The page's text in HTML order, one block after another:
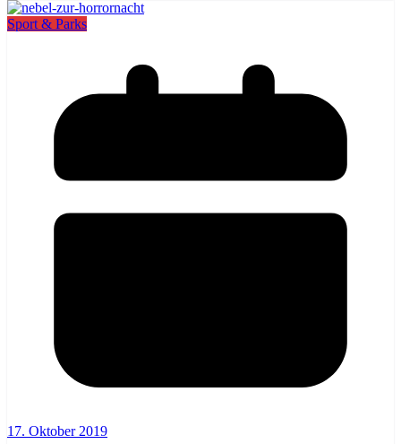
Sport & Parks
17. Oktober 2019